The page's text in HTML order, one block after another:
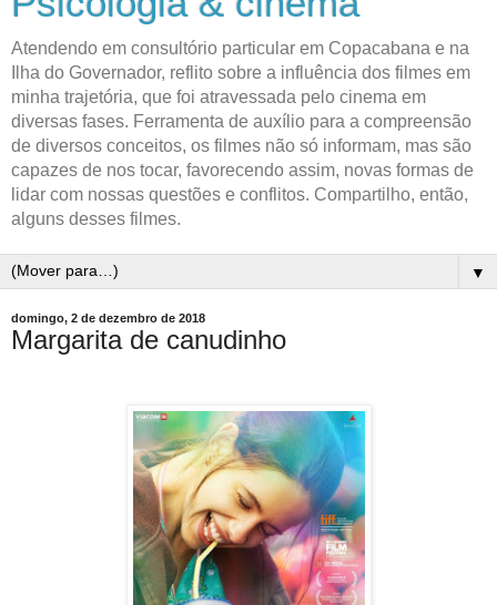
Atendendo em consultório particular em Copacabana e na
Ilha do Governador, reflito sobre a influência dos filmes em
minha trajetória, que foi atravessada pelo cinema em
diversas fases. Ferramenta de auxílio para a compreensão
de diversos conceitos, os filmes não só informam, mas são
capazes de nos tocar, favorecendo assim, novas formas de
lidar com nossas questões e conflitos. Compartilho, então,
alguns desses filmes.
▼
domingo, 2 de dezembro de 2018
Margarita de canudinho